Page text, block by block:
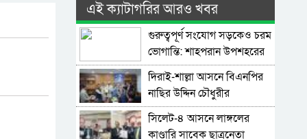
এই ক্যাটাগরির আরও খবর
গুরুত্বপূর্ণ সংযোগ সড়কেও চরম
ভোগান্তি: শাহপরান উপশহরের
রাস্তাঘাট সংস্কারের দাবি
দিরাই-শাল্লা আসনে বিএনপির
নাছির উদ্দিন চৌধুরীর
মনোনয়নপত্র সংগ্রহ
সিলেট-৪ আসনে লাঙ্গলের
কাণ্ডারি সাবেক ছাত্রনেতা